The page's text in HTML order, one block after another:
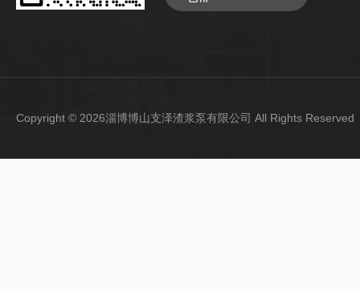
Copyright © 2026淄博博山支泽渣浆泵有限公司 All Rights